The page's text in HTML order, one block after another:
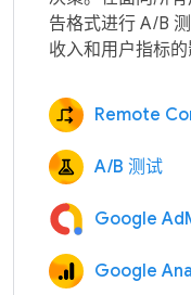
告格式进行 A/B
Remote
A/B 测试
Google
Google